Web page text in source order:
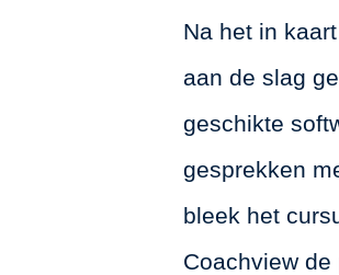
Na het in
aan de slag
geschikte
gesprekken
bleek het
Coachview